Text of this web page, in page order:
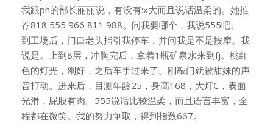
我跟ph的部长丽丽说，有没有:x大而且说话温柔的。她推
荐818 555 966 811 988。问我要哪个，我说555吧。
到工场后，门口老头指引我停车，并问我是不是按摩。我
说是。上到8层，冲胸完后，拿着1瓶矿泉水来到fj。桃红
色的灯光，刚好，之后车手过来了。刚敲门就被甜妹的声
音打动。进来后，目测年龄25，身高168，大灯C，表面
光滑，屁股有肉。555说话比较温柔，而且语言丰富，全
程都在微笑。我的努力争取，得到指数667。